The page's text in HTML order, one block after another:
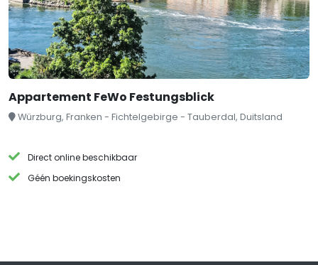
Appartement FeWo Festungsblick
Würzburg, Franken - Fichtelgebirge - Tauberdal, Duitsland
Direct online beschikbaar
Géén boekingskosten